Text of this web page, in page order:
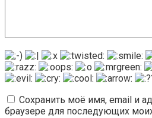
Сохранить моё имя, email и
браузере для последующих